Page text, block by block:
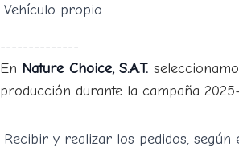
Vehículo propio
--------------
En Nature Choice, S.A.T.
producción durante la campaña
Recibir y realizar los pedidos, según